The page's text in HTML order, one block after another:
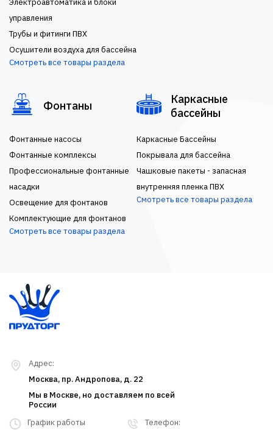
Электроавтоматика и блоки
управления
Трубы и фитинги ПВХ
Осушители воздуха для бассейна
Смотреть все товары раздела
Фонтаны
Фонтанные насосы
Фонтанные комплексы
Профессиональные фонтанные
насадки
Освещение для фонтанов
Комплектующие для фонтанов
Смотреть все товары раздела
Каркасные
бассейны
Каркасные Бассейны
Покрывала для бассейна
Чашковые пакеты - запасная
внутренняя пленка ПВХ
Смотреть все товары раздела
Телефон:
График работы
Адрес:
Москва, пр. Андропова, д. 22
Мы в Москве, но доставляем по всей
России